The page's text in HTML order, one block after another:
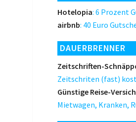
Hotelopia: 6 Prozent
airbnb: 40 Euro
DAUERBRENNER
Zeitschriften-
Zeitschriten (fast)
Günstige Reise-
Mietwagen, Kranken,